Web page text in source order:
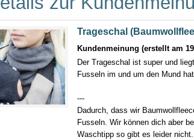
Trageschal
Kundenmeinung (erstellt am
Der Trageschal ist super und
Fusseln im und um den Mund
---
Dadurch, dass wir
Fusseln. Wir können dich aber
Waschtipp so gibt es leider